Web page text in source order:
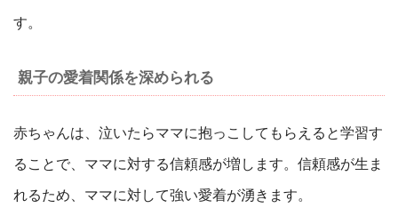
す。
親子の愛着関係を深められる
赤ちゃんは、泣いたらママに抱っこしてもらえると学習す
ることで、ママに対する信頼感が増します。信頼感が生ま
れるため、ママに対して強い愛着が湧きます。